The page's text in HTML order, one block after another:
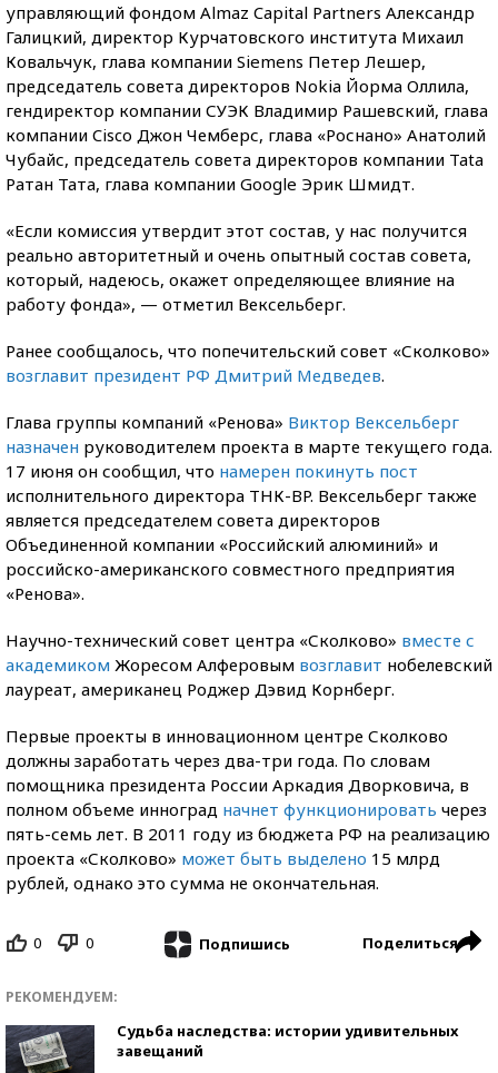
управляющий фондом Almaz Capital Partners Александр
Галицкий, директор Курчатовского института Михаил
Ковальчук, глава компании Siemens Петер Лешер,
председатель совета директоров Nokia Йорма Оллила,
гендиректор компании СУЭК Владимир Рашевский, глава
компании Cisco Джон Чемберс, глава «Роснано» Анатолий
Чубайс, председатель совета директоров компании Tata
Ратан Тата, глава компании Google Эрик Шмидт.
«Если комиссия утвердит этот состав, у нас получится
реально авторитетный и очень опытный состав совета,
который, надеюсь, окажет определяющее влияние на
работу фонда», — отметил Вексельберг.
Ранее сообщалось, что попечительский совет «Сколково»
возглавит президент РФ Дмитрий Медведев.
Глава группы компаний «Ренова» Виктор Вексельберг
назначен руководителем проекта в марте текущего года.
17 июня он сообщил, что намерен покинуть пост
исполнительного директора ТНК-BP. Вексельберг также
является председателем совета директоров
Объединенной компании «Российский алюминий» и
российско-американского совместного предприятия
«Ренова».
Научно-технический совет центра «Сколково» вместе с
академиком Жоресом Алферовым возглавит нобелевский
лауреат, американец Роджер Дэвид Корнберг.
Первые проекты в инновационном центре Сколково
должны заработать через два-три года. По словам
помощника президента России Аркадия Дворковича, в
полном объеме инноград начнет функционировать через
пять-семь лет. В 2011 году из бюджета РФ на реализацию
проекта «Сколково» может быть выделено 15 млрд
рублей, однако это сумма не окончательная.
0 0 Подпишись Поделиться
РЕКОМЕНДУЕМ:
Судьба наследства: истории удивительных
завещаний